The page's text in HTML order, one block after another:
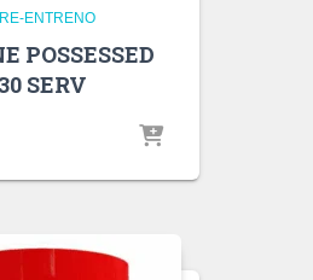
ENTRENO
POSSESSED
SERV